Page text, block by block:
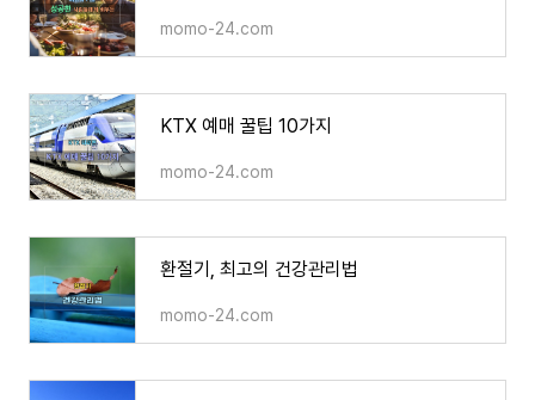
momo-24.com
KTX 예매 꿀팁 10가지
momo-24.com
환절기, 최고의 건강관리법
momo-24.com